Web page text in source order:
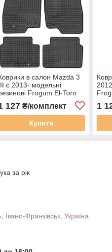
в салон Mazda 3
c 2013- модельні
Frogum El-Toro
127₴/комплект
Купити
1
за рік
Івано-Франківськ, Україна